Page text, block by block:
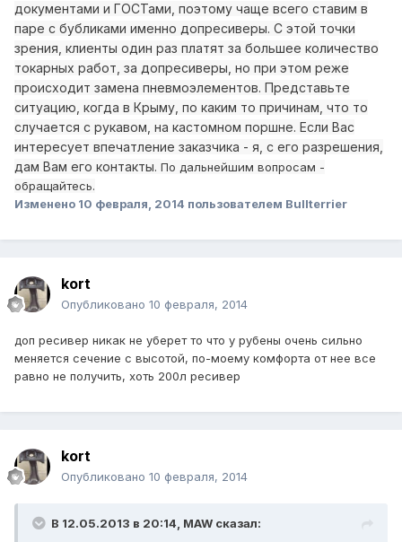
документами и ГОСТами, поэтому чаще всего ставим в
паре с бубликами именно допресиверы. С этой точки
зрения, клиенты один раз платят за большее количество
токарных работ, за допресиверы, но при этом реже
происходит замена пневмоэлементов. Представьте
ситуацию, когда в Крыму, по каким то причинам, что то
случается с рукавом, на кастомном поршне. Если Вас
интересует впечатление заказчика - я, с его разрешения,
дам Вам его контакты. По дальнейшим вопросам -
обращайтесь.
Изменено 10 февраля, 2014 пользователем Bullterrier
kort
Опубликовано 10 февраля, 2014
доп ресивер никак не уберет то что у рубены очень сильно
меняется сечение с высотой, по-моему комфорта от нее все
равно не получить, хоть 200л ресивер
kort
Опубликовано 10 февраля, 2014
В 12.05.2013 в 20:14, MAW сказал: